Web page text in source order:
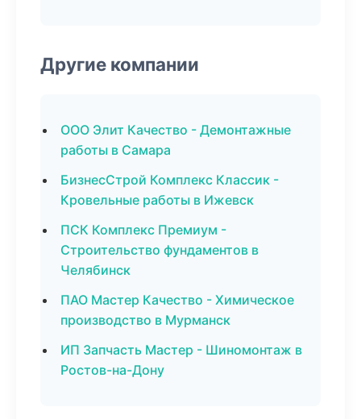
Другие компании
ООО Элит Качество - Демонтажные
работы в Самара
БизнесСтрой Комплекс Классик -
Кровельные работы в Ижевск
ПСК Комплекс Премиум -
Строительство фундаментов в
Челябинск
ПАО Мастер Качество - Химическое
производство в Мурманск
ИП Запчасть Мастер - Шиномонтаж в
Ростов-на-Дону